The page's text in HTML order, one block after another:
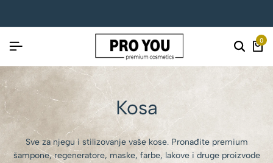
0
Kosa
Sve za njegu i stilizovanje vaše kose. Pronađite premium
šampone, regeneratore, maske, farbe, lakove i druge proizvode